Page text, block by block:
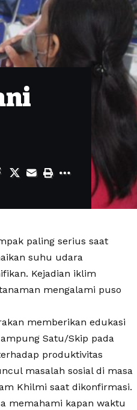
paling serius saat
suhu udara
Kejadian iklim
mengalami puso
memberikan edukasi
Satu/Skip pada
produktivitas
masalah sosial di masa
Khilmi saat dikonfirmasi.
memahami kapan waktu